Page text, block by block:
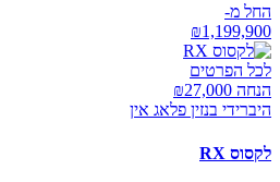
החל מ-
₪1,199,900
לכל הפרטים
הנחה ₪ 27,000
היברידי בנזין פלאג אין
לקסוס RX